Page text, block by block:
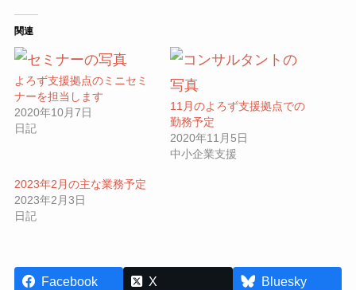
関連
よろず支援拠点のミニセミ
ナーを担当します
2020年10月7日
日記
11月のよろず支援拠点での
勤務予定
2020年11月5日
中小企業支援
2023年2月の主な業務予定
2023年2月3日
日記
Facebook X
Bluesky